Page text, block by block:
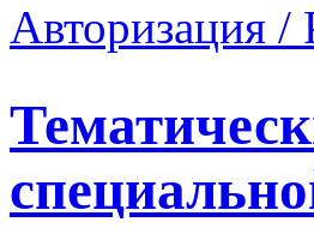
Авторизация /